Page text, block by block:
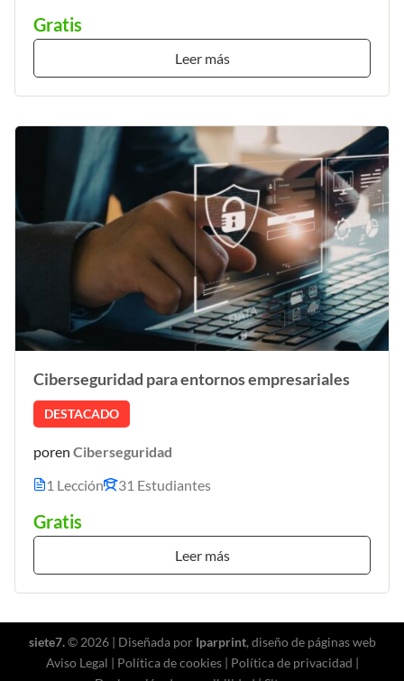
Gratis
Leer más
Ciberseguridad para entornos empresariales
DESTACADO
poren Ciberseguridad
1 Lección
31 Estudiantes
Gratis
Leer más
siete7.© 2026 | Diseñada por Iparprint, diseño de páginas web
Aviso Legal | Política de cookies| Política de privacidad |